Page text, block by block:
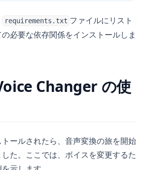
requirements.txt ファイルにリスト
必要な依存関係をインストールしま
Changer の使
ールされたら、音声変換の旅を開始
た。ここでは、ボイスを変更するた